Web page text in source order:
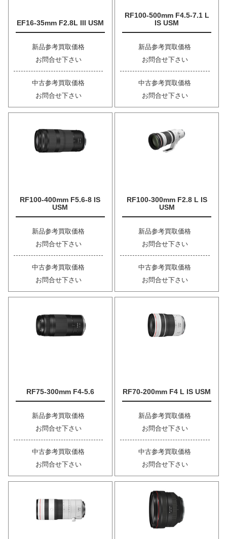
EF16-35mm F2.8L III USM
新品参考買取価格
お問合せ下さい
中古参考買取価格
お問合せ下さい
RF100-500mm F4.5-7.1 L
IS USM
新品参考買取価格
お問合せ下さい
中古参考買取価格
お問合せ下さい
RF100-400mm F5.6-8 IS
USM
新品参考買取価格
お問合せ下さい
中古参考買取価格
お問合せ下さい
RF100-300mm F2.8 L IS
USM
新品参考買取価格
お問合せ下さい
中古参考買取価格
お問合せ下さい
RF75-300mm F4-5.6
新品参考買取価格
お問合せ下さい
中古参考買取価格
お問合せ下さい
RF70-200mm F4 L IS USM
新品参考買取価格
お問合せ下さい
中古参考買取価格
お問合せ下さい